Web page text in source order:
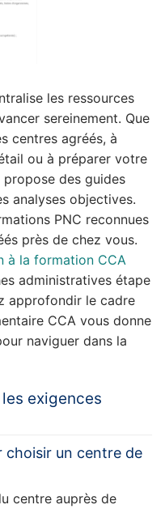
les ressources
sereinement. Que
centres agréés, à
ou à préparer votre
des guides
analyses objectives.
PNC reconnues
près de chez vous.
à la formation CCA
administratives étape
approfondir le cadre
CCA vous donne
naviguer dans la
exigences
choisir un centre de
centre auprès de